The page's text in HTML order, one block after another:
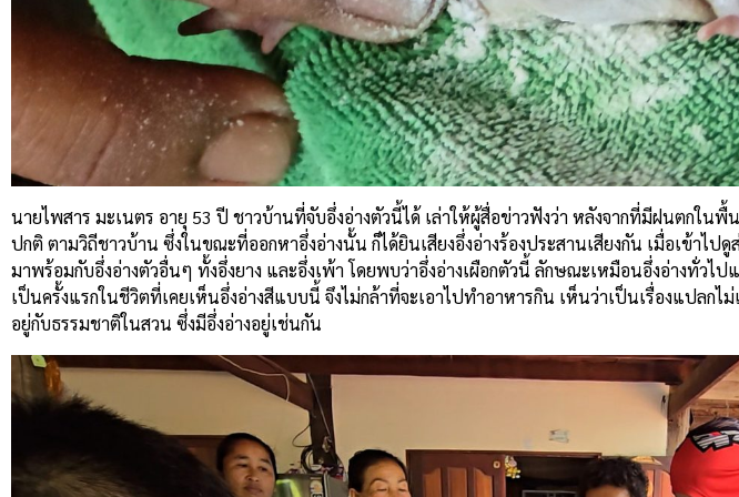
นายไพสาร มะเนตร อายุ 53 ปี ชาวบ้านที่จับอึ่งอ่างตัวนี้ได้ เล่าให้ผู้สื่อข่าวฟังว่า หลังจากที่มีฝนตกในพื้
ปกติ ตามวิถีชาวบ้าน ซึ่งในขณะที่ออกหาอึ่งอ่างนั้น ก็ได้ยินเสียงอึ่งอ่างร้องประสานเสียงกัน เมื่อเข้าไปดู
มาพร้อมกับอึ่งอ่างตัวอื่นๆ ทั้งอึ่งยาง และอึ่งเพ้า โดยพบว่าอึ่งอ่างเผือกตัวนี้ ลักษณะเหมือนอึ่งอ่างทั่วไ
เป็นครั้งแรกในชีวิตที่เคยเห็นอึ่งอ่างสีแบบนี้ จึงไม่กล้าที่จะเอาไปทำอาหารกิน เห็นว่าเป็นเรื่องแปลกไ
อยู่กับธรรมชาติในสวน ซึ่งมีอึ่งอ่างอยู่เช่นกัน